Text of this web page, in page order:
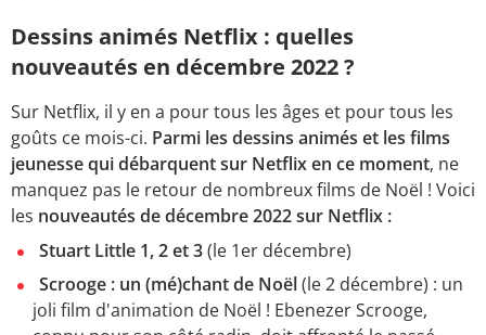
Dessins animés Netflix : quelles
nouveautés en décembre 2022 ?
Sur Netflix, il y en a pour tous les âges et pour tous les
goûts ce mois-ci. Parmi les dessins animés et les films
jeunesse qui débarquent sur Netflix en ce moment, ne
manquez pas le retour de nombreux films de Noël ! Voici
les nouveautés de décembre 2022 sur Netflix :
Stuart Little 1, 2 et 3(le 1er décembre)
Scrooge : un (mé)chant de Noël(le 2 décembre) : un
joli film d'animation de Noël ! Ebenezer Scrooge,